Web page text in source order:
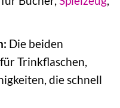
Die beiden
Trinkflaschen,
die schnell